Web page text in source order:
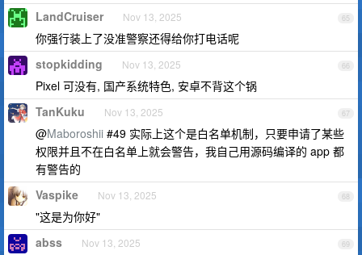
65
LandCruiser Nov 13, 2025
你强行装上了没准警察还得给你打电话呢
66
stopkidding Nov 13, 2025
Pixel 可没有, 国产系统特色, 安卓不背这个锅
67
TanKuku Nov 13, 2025
@Maboroshii #49 实际上这个是白名单机制，只要申请了某些
权限并且不在白名单上就会警告，我自己用源码编译的 app 都
有警告的
68
Vaspike Nov 13, 2025
"这是为你好"
69
abss Nov 13, 2025